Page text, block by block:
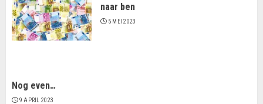
naar ben
5 MEI 2023
Nog even…
9 APRIL 2023